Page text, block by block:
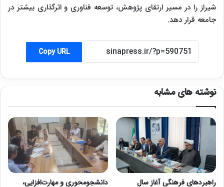
شیراز را در مسیر ارتقای پژوهش، توسعه فناوری و اثرگذاری بیشتر در
جامعه قرار دهد.
Copy URL
نوشته های مشابه
راهبردهای فرهنگی آغاز سال
دانشجومحوری و مهارت‌افزایی،